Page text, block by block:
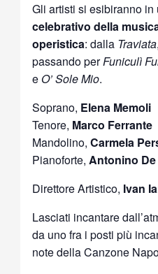
Gli artisti si esibiranno in
celebrativo della
operistica: dalla Traviata
passando perFuniculì
e O’ Sole Mio.
Soprano, Elena Memoli
Tenore, Marco Ferrante
Mandolino,Carmela
Pianoforte,Antonino
Direttore Artistico, Ivan
Lasciati incantare
da uno fra i posti più
note della Canzone